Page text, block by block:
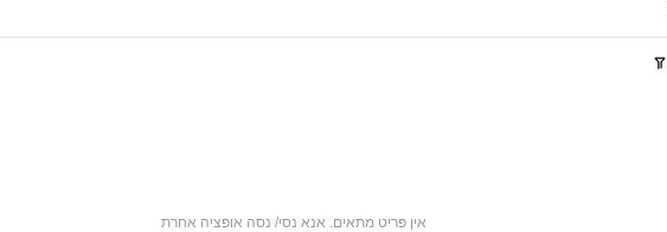
אין פריט מתאים. אנא נסי/ נסה אופציה אחרת